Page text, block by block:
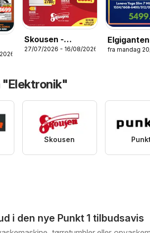
Skousen -
Tilbudsavis
27/07/2026 - 16/08/2026 fra mandag
"Elektronik"
Skousen
i den nye Punkt 1 tilbudsavis